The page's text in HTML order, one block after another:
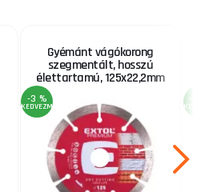
Gyémánt vágókorong
szegmentált, hosszú
élettartamú, 125x22,2mm
-3 %
KEDVEZMÉNY